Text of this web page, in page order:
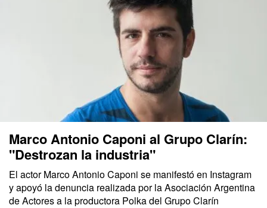
Marco Antonio Caponi al Grupo Clarín:
"Destrozan la industria"
El actor Marco Antonio Caponi se manifestó en Instagram
y apoyó la denuncia realizada por la Asociación Argentina
de Actores a la productora Polka del Grupo Clarín